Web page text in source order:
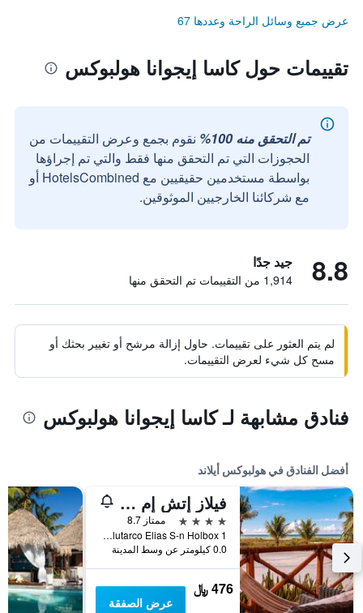
عرض جميع وسائل الراحة وعددها 67
تقييمات حول كاسا إيجوانا هولبوكس
تم التحقق منه 100%
نقوم بجمع وعرض التقييمات من
الحجوزات التي تم التحقق منها فقط والتي تم إجراؤها
بواسطة مستخدمين حقيقيين مع HotelsCombined أو
مع شركائنا الخارجيين الموثوقين.
8.8 جيد جدًا
1,914 من التقييمات تم التحقق منها
لم يتم العثور على تقييمات. حاول إزالة مرشح أو تغيير بحثك أو
مسح كل شيء لعرض التقييمات.
فنادق مشابهة لـ كاسا إيجوانا هولبوكس
أفضل الفنادق في هولبوكس أيلاند
فيلاز إتش إم بارايسو ديل مار
4 نجوم
ممتاز 8.7
Avenida Plutarco Elias S-n Holbox 1, هولبوكس أيلاند, ولاية كينتانا رو, المكسيك
0.0 كيلومتر عن وسط المدينة
476 ﷼
عرض الصفقة